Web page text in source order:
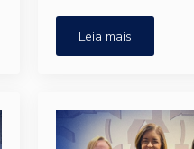
Leia mais